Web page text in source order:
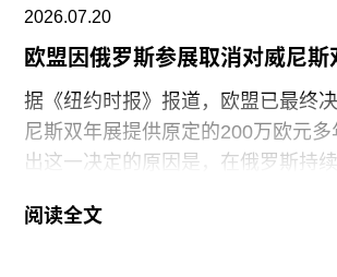
迎接他。获释时，奥特罗·阿尔坎塔
际关注的政治犯之一，该国正因美国
2026.07.20
欧盟因俄罗斯参展取消对威尼斯
据《纽约时报》报道，欧盟已最终
尼斯双年展提供原定的200万欧元
出这一决定的原因是，在俄罗斯持
双年展。
阅读全文